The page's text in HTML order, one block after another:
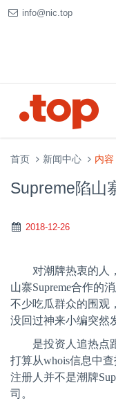
info@nic.top
首页 新闻中心 内容
Supreme陷山
2018-12-26
对潮牌热衷的人
山寨Supreme合作的
不少吃瓜群众的围观
没回过神来小编突然
是投资人追热点
打算从whois信息中
注册人并不是潮牌
司。